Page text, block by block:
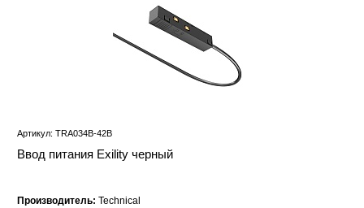
Артикул: TRA034B-42B
Ввод питания Exility черный
Производитель: Technical